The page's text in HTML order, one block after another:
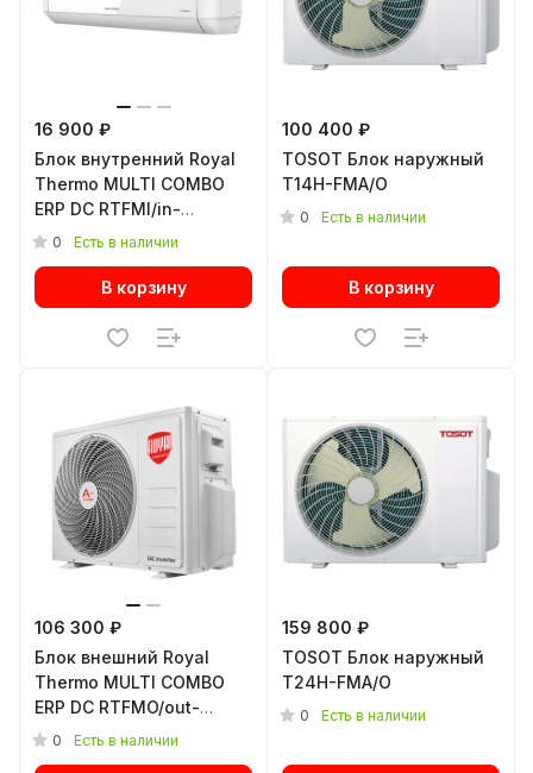
16 900 ₽
Блок внутренний Royal
Thermo MULTI COMBO
ERP DC RTFMI/in-
07HN8/white инвертор.
0 Есть в наличии
В корзину
100 400 ₽
TOSOT Блок наружный
T14H-FMA/O
0 Есть в наличии
В корзину
106 300 ₽
Блок внешний Royal
Thermo MULTI COMBO
ERP DC RTFMO/out-
27HN8 инверторной
0 Есть в наличии
159 800 ₽
TOSOT Блок наружный
T24H-FMA/O
0 Есть в наличии